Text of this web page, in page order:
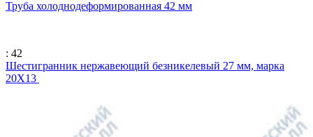
Труба холоднодеформированная 42 мм
: 42
Шестигранник нержавеющий безникелевый 27 мм, марка
20Х13